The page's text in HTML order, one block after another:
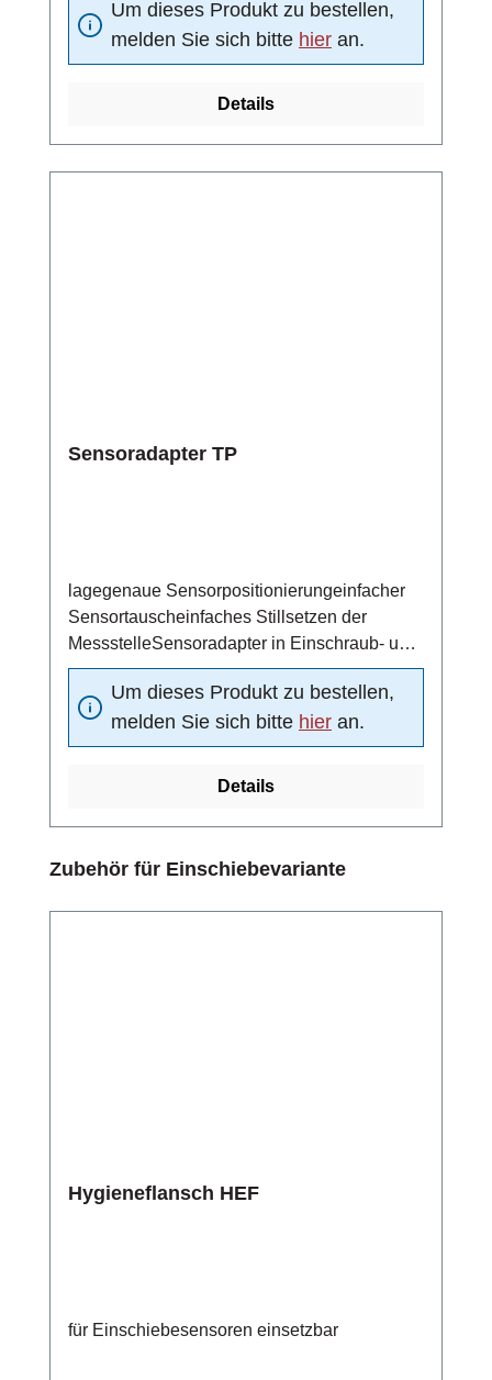
(Kugeldichtung): DelrinNenndruck: PN 25 bar
Um dieses Produkt zu bestellen,
melden Sie sich bitte hier an.
Details
Sensoradapter TP
lagegenaue Sensorpositionierungeinfacher
Sensortauscheinfaches Stillsetzen der
MessstelleSensoradapter in Einschraub- und
Schweißtechnik
Um dieses Produkt zu bestellen,
melden Sie sich bitte hier an.
Details
Produktgalerie überspringen
Zubehör für Einschiebevariante
Hygieneflansch HEF
für Einschiebesensoren einsetzbar